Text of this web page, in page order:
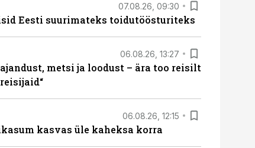
07.08.26, 09:30
Eesti suurimateks toidutöösturiteks
06.08.26, 13:27
metsi ja loodust – ära too reisilt
06.08.26, 12:15
kasvas üle kaheksa korra